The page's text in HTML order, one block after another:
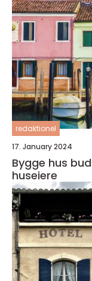
redaktionel
17. January 2024
Bygge hus
huseiere